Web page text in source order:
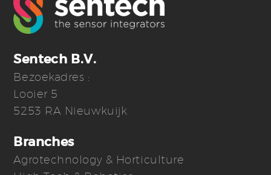
Sentech B.V.
Bezoekadres :
Looier 5
5253 RA Nieuwkuijk
Branches
Agrotechnology & Horticulture